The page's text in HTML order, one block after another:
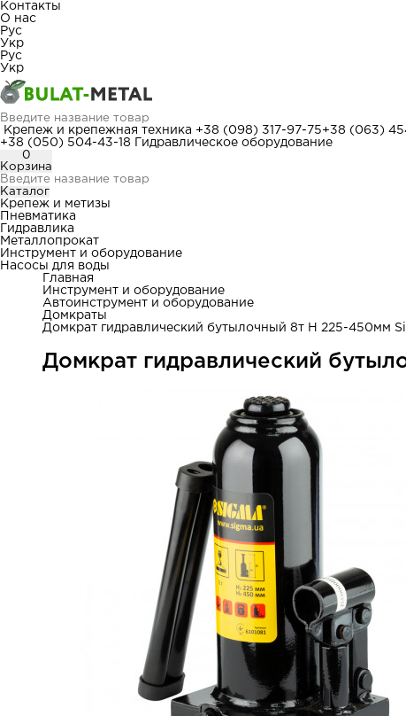
Контакты
О нас
Рус
Укр
Рус
Укр
Крепеж и крепежная техника +38 (098) 317-97-75+38 (063)
+38 (050) 504-43-18
Гидравлическое оборудование
0
Корзина
Каталог
Крепеж и метизы
Пневматика
Гидравлика
Металлопрокат
Инструмент и оборудование
Насосы для воды
Главная
Инструмент и оборудование
Автоинструмент и оборудование
Домкраты
Домкрат гидравлический бутылочный 8т H 225-450мм
Домкрат гидравлический